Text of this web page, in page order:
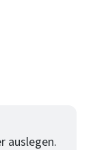
auslegen.